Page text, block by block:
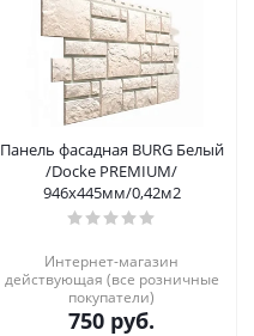
Панель фасадная BURG Белый
/Docke PREMIUM/
946х445мм/0,42м2
Интернет-магазин
действующая (все розничные
покупатели)
750 руб.